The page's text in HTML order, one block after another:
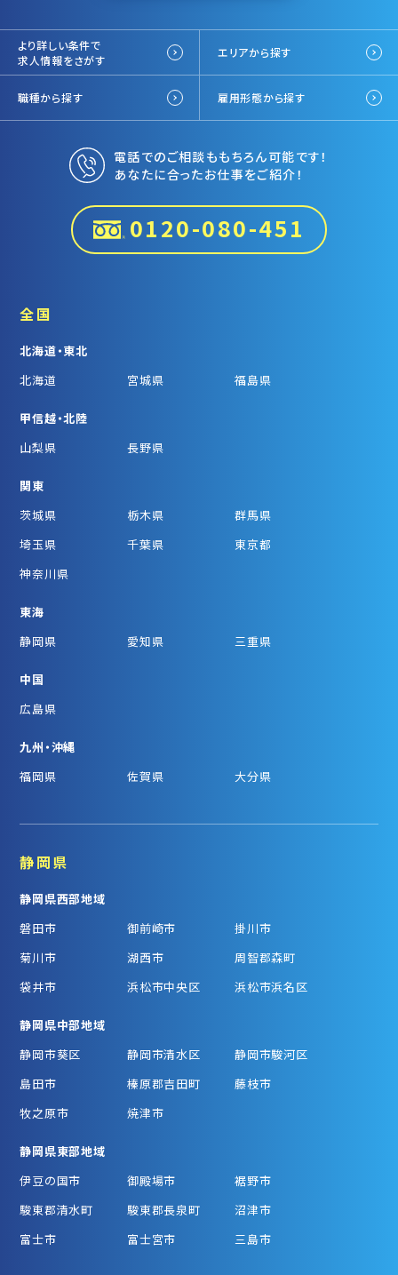
より詳しい条件で
求人情報をさがす
エリアから探す
職種から探す 雇用形態から探す
電話でのご相談ももちろん可能です！
あなたに合ったお仕事をご紹介！
0120-080-451
全国
北海道・東北
北海道
宮城県 福島県
甲信越・北陸
山梨県
長野県
関東
茨城県
栃木県
群馬県
埼玉県
千葉県
東京都
神奈川県
東海
静岡県
愛知県 三重県
中国
広島県
九州・沖縄
福岡県
佐賀県 大分県
静岡県
静岡県西部地域
磐田市
御前崎市
掛川市
菊川市
湖西市
周智郡森町
袋井市
浜松市中央区 浜松市浜名区
静岡県中部地域
静岡市葵区
静岡市清水区
静岡市駿河区
島田市
榛原郡吉田町
藤枝市
牧之原市
焼津市
静岡県東部地域
伊豆の国市
御殿場市
裾野市
駿東郡清水町
駿東郡長泉町
沼津市
富士市
富士宮市 三島市